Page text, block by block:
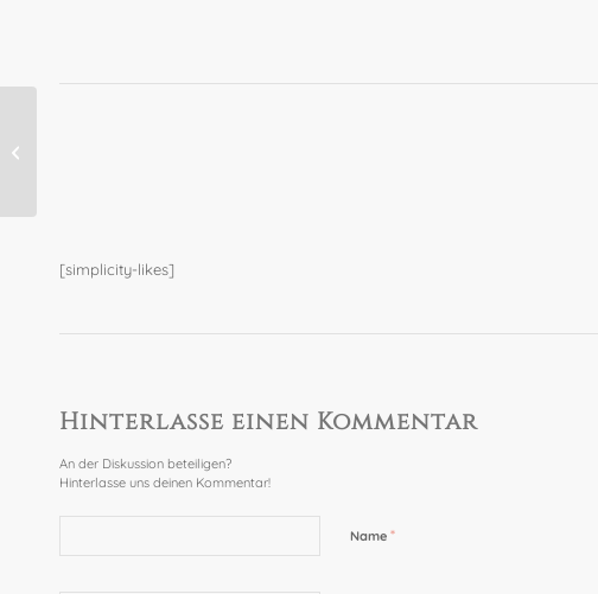
[simplicity-likes]
Hinterlasse einen Kommentar
An der Diskussion beteiligen?
Hinterlasse uns deinen Kommentar!
Name *